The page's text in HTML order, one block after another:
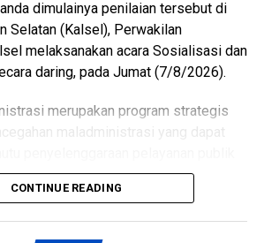
Sekdaprov Kalsel, M. Syarifuddin.
Syarifuddin, Visitasi Kepemimpinan
dapat belajar bersama mengenali
yang dilakukan oleh peserta PKN
Kalimantan Selatan ini.
dimulainya penilaian tersebut di
Selatan (Kalsel), Perwakilan
melaksanakan acara Sosialisasi dan
daring, pada Jumat (7/8/2026).
merupakan program strategis
maladministrasi yang dapat
kepercayaan masyarakat terhadap
yang menjadi aspek penilaian
yang terdiri dari 4 Dimensi
Pengaduan) dan Kepercayaan
CONTINUE READING